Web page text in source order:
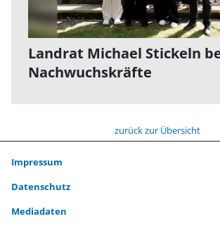
Landrat Michael Stickeln
Nachwuchskräfte
zurück zur Übersicht
Impressum
Datenschutz
Mediadaten